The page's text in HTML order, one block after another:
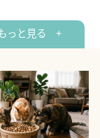
っと見る +